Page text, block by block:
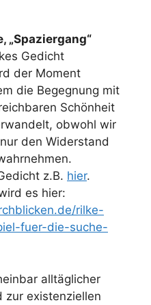
„Spaziergang“
Gedicht
der Moment
die Begegnung mit
Schönheit
obwohl wir
den Widerstand
z.B. hier.
es hier:
rilke-
fuer-die-suche-
alltäglicher
zur existenziellen